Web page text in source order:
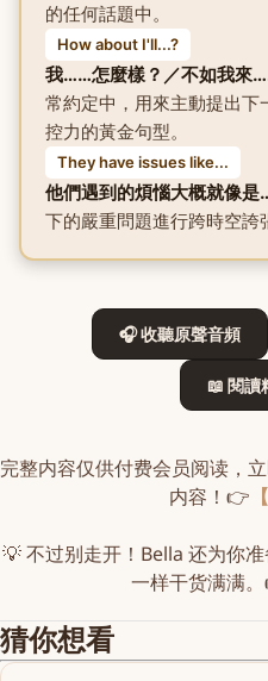
的任何話題中。
How about I'll...?
我……怎麼樣？／不如我來
常約定中，用來主動提出
控力的黃金句型。
They have issues like...
他們遇到的煩惱大概就像
下的嚴重問題進行跨時空誇
🎧 收聽原聲音頻
📖 閱讀
完整内容仅供付费会员阅读，
内容！👉
💡 不过别走开！Bella 还为你
一样干货满满
猜你想看